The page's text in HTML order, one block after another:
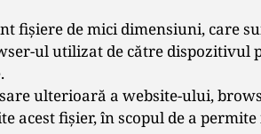
fişiere de mici dimensiuni, care
ul utilizat de către dispozitivul
ulterioară a website-ului,
acest fișier, în scopul de a